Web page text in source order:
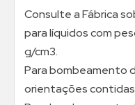
Consulte a Fábrica
para líquidos com
g/cm3.
Para bombeamento
orientações contidas